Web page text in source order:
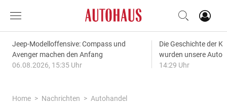
Jeep-Modelloffensive: Compass und
Avenger machen den Anfang
06.08.2026, 15:35 Uhr
Die Geschichte der
wurden unsere
14:29 Uhr
Home Nachrichten
Autohandel